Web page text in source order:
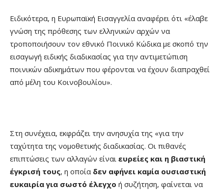
Ειδικότερα, η Ευρωπαϊκή Εισαγγελία αναφέρει ότι «έλαβε
γνώση της πρόθεσης των ελληνικών αρχών να
τροποποιήσουν τον εθνικό Ποινικό Κώδικα με σκοπό την
εισαγωγή ειδικής διαδικασίας για την αντιμετώπιση
ποινικών αδικημάτων που φέρονται να έχουν διαπραχθεί
από μέλη του Κοινοβουλίου».
Στη συνέχεια, εκφράζει την ανησυχία της «για την
ταχύτητα της νομοθετικής διαδικασίας. Οι πιθανές
επιπτώσεις των αλλαγών είναι ευρείες και η βιαστική
έγκρισή τους, η οποίαδεν αφήνει καμία ουσιαστική
ευκαιρία για σωστό έλεγχο ή συζήτηση, φαίνεται να